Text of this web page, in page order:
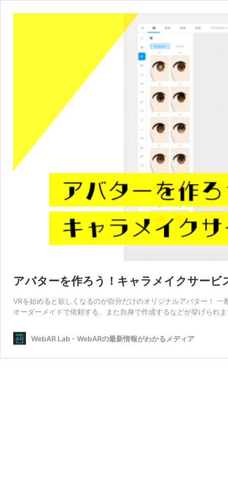
アバターを作ろう！キャラメイクサービ
VRを始めると欲しくなるのが自分だけのオリジナルアバター！
オーダーメイドで依頼する、また自身で作成するなどが挙げられ
WebAR Lab - WebARの最新情報がわかるメディア